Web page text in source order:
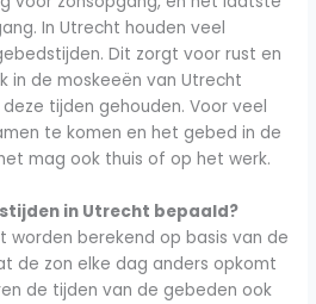
In Utrecht houden veel
Dit zorgt voor rust en
in de moskeeën van Utrecht
tijden gehouden. Voor veel
te komen en het gebed in de
mag ook thuis of op het werk.
in Utrecht bepaald?
worden berekend op basis van de
de zon elke dag anders opkomt
de tijden van de gebeden ook